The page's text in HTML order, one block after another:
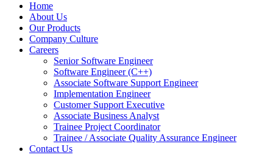
Home
About Us
Our Products
Company Culture
Careers
Senior Software Engineer
Software Engineer (C++)
Associate Software Support Engineer
Implementation Engineer
Customer Support Executive
Associate Business Analyst
Trainee Project Coordinator
Trainee / Associate Quality Assurance Engineer
Contact Us